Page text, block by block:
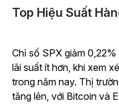
Top Hiệu Suất
Chỉ số SPX giảm
lãi suất ít hơn, khi xem
trong năm nay. Thị
tăng lên, với Bitcoin và